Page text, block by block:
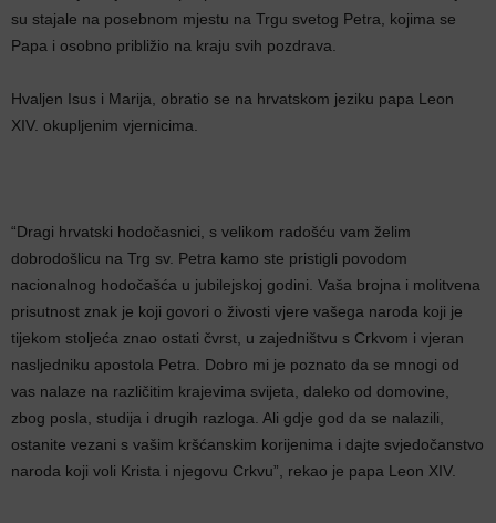
su stajale na posebnom mjestu na Trgu svetog Petra, kojima se
Papa i osobno približio na kraju svih pozdrava.
Hvaljen Isus i Marija, obratio se na hrvatskom jeziku papa Leon
XIV. okupljenim vjernicima.
“Dragi hrvatski hodočasnici, s velikom radošću vam želim
dobrodošlicu na Trg sv. Petra kamo ste pristigli povodom
nacionalnog hodočašća u jubilejskoj godini. Vaša brojna i molitvena
prisutnost znak je koji govori o živosti vjere vašega naroda koji je
tijekom stoljeća znao ostati čvrst, u zajedništvu s Crkvom i vjeran
nasljedniku apostola Petra. Dobro mi je poznato da se mnogi od
vas nalaze na različitim krajevima svijeta, daleko od domovine,
zbog posla, studija i drugih razloga. Ali gdje god da se nalazili,
ostanite vezani s vašim kršćanskim korijenima i dajte svjedočanstvo
naroda koji voli Krista i njegovu Crkvu”, rekao je papa Leon XIV.